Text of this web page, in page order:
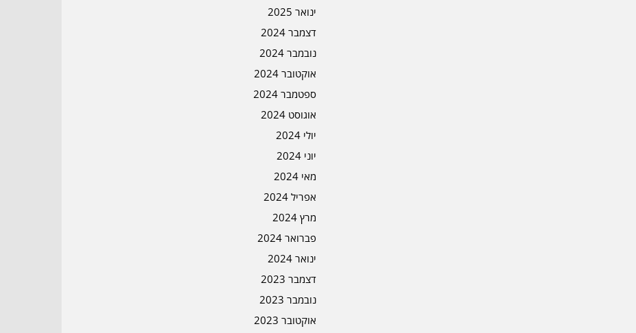
ינואר 2025
דצמבר 2024
נובמבר 2024
אוקטובר 2024
ספטמבר 2024
אוגוסט 2024
יולי 2024
יוני 2024
מאי 2024
אפריל 2024
מרץ 2024
פברואר 2024
ינואר 2024
דצמבר 2023
נובמבר 2023
אוקטובר 2023